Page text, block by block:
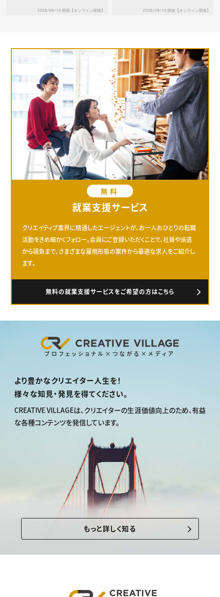
の鍛え方2026/09/15 開催【オンライン開催】 2026/09/10 開催【オンライン開催】
無料
就業支援サービス
クリエイティブ業界に精通したエージェントが、お一人おひとりの転職
活動をきめ細かくフォロー。会員にご登録いただくことで、社員や派遣
から請負まで、さまざまな雇用形態の案件から最適な求人をご紹介し
ます。
無料の就業支援サービスをご希望の方はこちら
プロフェッショナル×つながる×メディア
より豊かなクリエイター人生を！
様々な知見・発見を得てください。
CREATIVE VILLAGEは、 クリエイターの生涯価値向上のため、有益
な各種コンテンツを発信しています。
もっと詳しく知る